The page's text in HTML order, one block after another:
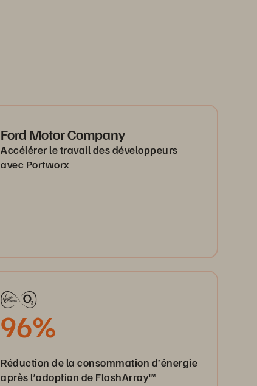
Ford Motor Company
Accélérer le travail des développeurs
avec Portworx
96%
Réduction de la consommation d’énergie
après l’adoption de FlashArray™